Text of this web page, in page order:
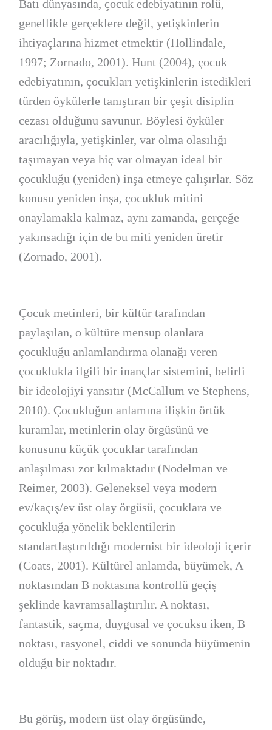
Batı dünyasında, çocuk edebiyatının rolü,
genellikle gerçeklere değil, yetişkinlerin
ihtiyaçlarına hizmet etmektir (Hollindale,
1997; Zornado, 2001). Hunt (2004), çocuk
edebiyatının, çocukları yetişkinlerin istedikleri
türden öykülerle tanıştıran bir çeşit disiplin
cezası olduğunu savunur. Böylesi öyküler
aracılığıyla, yetişkinler, var olma olasılığı
taşımayan veya hiç var olmayan ideal bir
çocukluğu (yeniden) inşa etmeye çalışırlar. Söz
konusu yeniden inşa, çocukluk mitini
onaylamakla kalmaz, aynı zamanda, gerçeğe
yakınsadığı için de bu miti yeniden üretir
(Zornado, 2001).
Çocuk metinleri, bir kültür tarafından
paylaşılan, o kültüre mensup olanlara
çocukluğu anlamlandırma olanağı veren
çocuklukla ilgili bir inançlar sistemini, belirli
bir ideolojiyi yansıtır (McCallum ve Stephens,
2010). Çocukluğun anlamına ilişkin örtük
kuramlar, metinlerin olay örgüsünü ve
konusunu küçük çocuklar tarafından
anlaşılması zor kılmaktadır (Nodelman ve
Reimer, 2003). Geleneksel veya modern
ev/kaçış/ev üst olay örgüsü, çocuklara ve
çocukluğa yönelik beklentilerin
standartlaştırıldığı modernist bir ideoloji içerir
(Coats, 2001). Kültürel anlamda, büyümek, A
noktasından B noktasına kontrollü geçiş
şeklinde kavramsallaştırılır. A noktası,
fantastik, saçma, duygusal ve çocuksu iken, B
noktası, rasyonel, ciddi ve sonunda büyümenin
olduğu bir noktadır.
Bu görüş, modern üst olay örgüsünde,